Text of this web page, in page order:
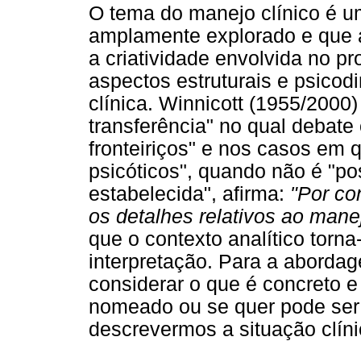
O tema do manejo clínico é
amplamente explorado e
a criatividade envolvida no
aspectos estruturais e
clínica. Winnicott (1955/
transferência" no qual
fronteiriços" e nos casos em
psicóticos", quando não é
estabelecida", afirma: "Por
os detalhes relativos ao
que o contexto analítico
interpretação. Para a
considerar o que é concreto
nomeado ou se quer pode
descrevermos a situação